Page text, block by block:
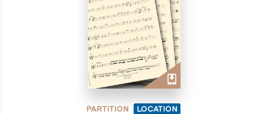
PARTITION LOCATION